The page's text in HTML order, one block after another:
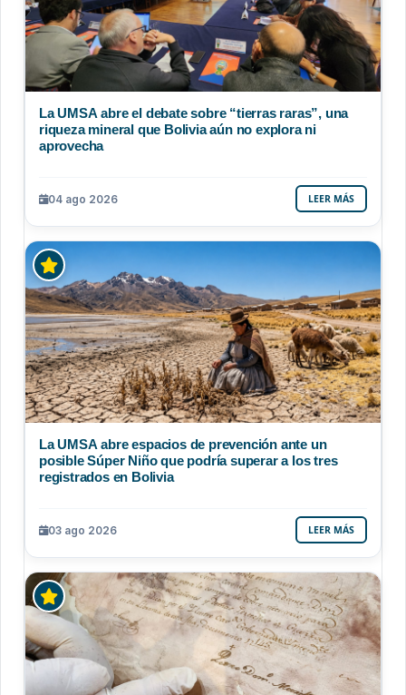
La UMSA abre el debate sobre “tierras raras”, una
riqueza mineral que Bolivia aún no explora ni
aprovecha
04 ago 2026 LEER MÁS
La UMSA abre espacios de prevención ante un
posible Súper Niño que podría superar a los tres
registrados en Bolivia
03 ago 2026 LEER MÁS